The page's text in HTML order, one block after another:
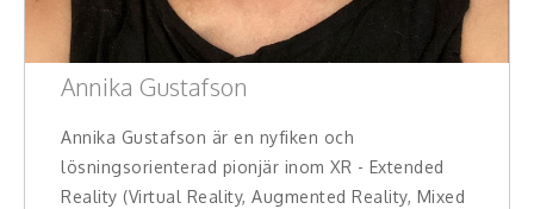
Annika Gustafson
Annika Gustafson är en nyfiken och
lösningsorienterad pionjär inom XR - Extended
Reality (Virtual Reality, Augmented Reality, Mixed